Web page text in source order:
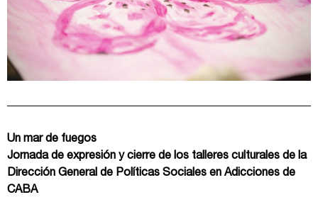
Un mar de fuegos
Jornada de expresión y cierre de los talleres culturales de la
Dirección General de Políticas Sociales en Adicciones de
CABA